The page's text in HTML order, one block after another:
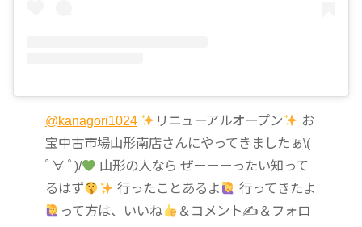
@kanagori1024 リニューアルオープン
お
宝中古市場山形南店さんにやってきましたぁ\(
ﾟ∀ ﾟ)/
山形の人なら ぜーーーったい知って
るはず
行ったことあるよ
行ってきたよ
って方は、いいね
＆コメント✍ ＆フォロ